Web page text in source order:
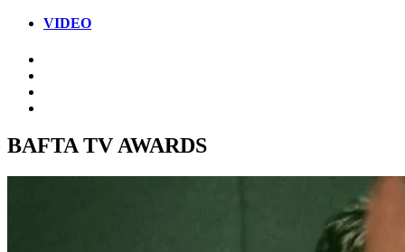
VIDEO
BAFTA TV AWARDS